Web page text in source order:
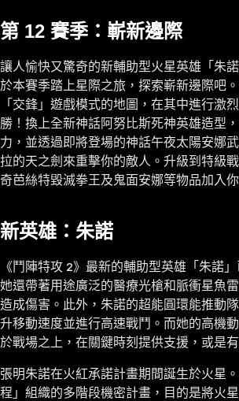
第 12 賽季：嶄新邊際
讓人愉快又驚奇的新輔助型火星英雄「朱
於本賽季踏上星際之旅，探索嶄新邊際吧
「交鋒」遊戲模式的地圖，在其中進行激
勝！換上全新神話阿努比斯死神英雄造型
力，並透過即將登場的神話午夜太陽安娜
拉的天之劍來重擊你的敵人。升級到特級
奇芭絲特毀滅拳王及鬼面安娜等物品加入
新英雄：朱諾
《鬥陣特攻 2》最新的輔助型英雄「朱諾
她還帶著用途廣泛的醫療光槍和脈衝星魚
造成傷害。此外，朱諾的超能圓環能推動
升移動速度並進行高速戰鬥。而她的高機
於戰場之上，在關鍵時刻提供支援，或是
張明朱諾在火紅承諾計畫期間誕生於火星
程」組織的多階段機密計畫，目的是將火